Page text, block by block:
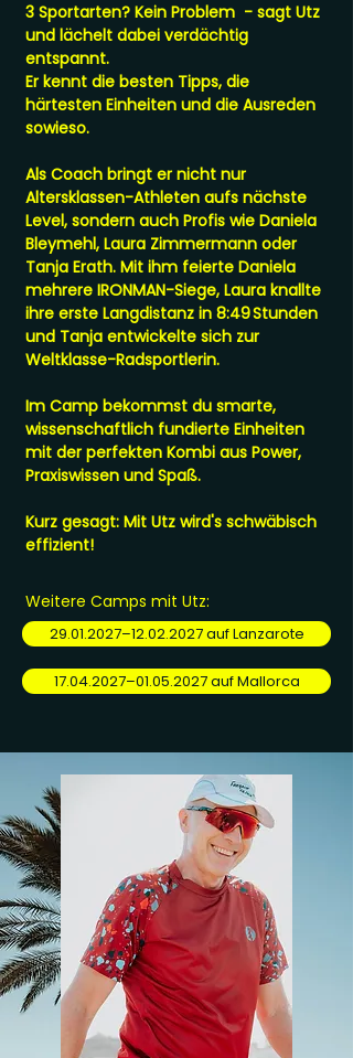
3 Sportarten? Kein Problem - sagt Utz
und lächelt dabei verdächtig
entspannt.
Er kennt die besten Tipps, die
härtesten Einheiten und die Ausreden
sowieso.
Als Coach bringt er nicht nur
Altersklassen-Athleten aufs nächste
Level, sondern auch Profis wie Daniela
Bleymehl, Laura Zimmermann oder
Tanja Erath. Mit ihm feierte Daniela
mehrere IRONMAN-Siege, Laura knallte
ihre erste Langdistanz in 8:49 Stunden
und Tanja entwickelte sich zur
Weltklasse-Radsportlerin.
Im Camp bekommst du smarte,
wissenschaftlich fundierte Einheiten
mit der perfekten Kombi aus Power,
Praxiswissen und Spaß.
Kurz gesagt: Mit Utz wird's schwäbisch
effizient!
Weitere Camps mit Utz:
29.01.2027–12.02.2027 auf Lanzarote
17.04.2027–01.05.2027 auf Mallorca